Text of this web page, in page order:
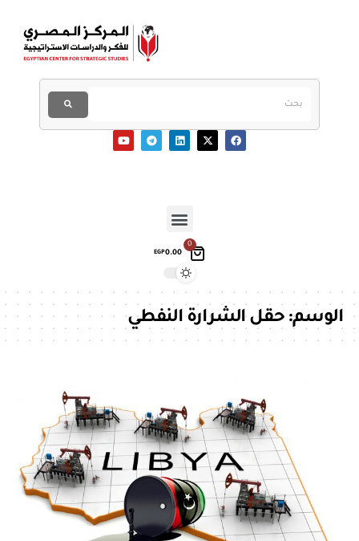
0
EGP0.00
الوسم:حقل الشرارة النفطي